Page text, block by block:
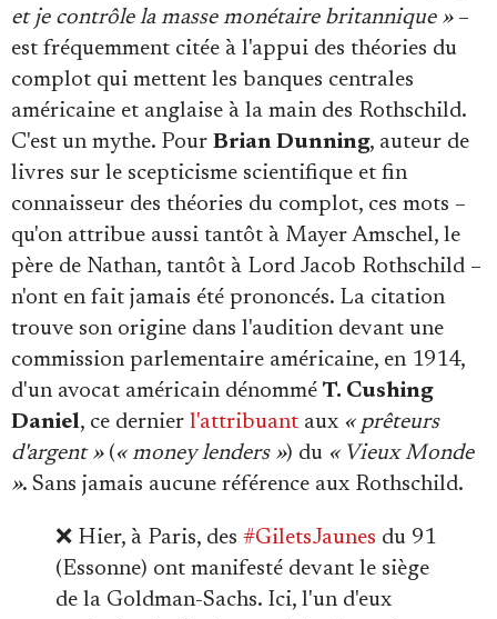
et je contrôle la masse monétaire britannique »–
est fréquemment citée à l'appui des théories du
complot qui mettent les banques centrales
américaine et anglaise à la main des Rothschild.
C'est un mythe. Pour Brian Dunning, auteur de
livres sur le scepticisme scientifique et fin
connaisseur des théories du complot, ces mots –
qu'on attribue aussi tantôt à Mayer Amschel, le
père de Nathan, tantôt à Lord Jacob Rothschild –
n'ont en fait jamais été prononcés. La citation
trouve son origine dans l'audition devant une
commission parlementaire américaine, en 1914,
d'un avocat américain dénommé T. Cushing
Daniel, ce dernier l'attribuant aux « prêteurs
d'argent »(« money lenders ») du « Vieux Monde
». Sans jamais aucune référence aux Rothschild.
❌ Hier, à Paris, des #GiletsJaunes du 91
(Essonne) ont manifesté devant le siège
de la Goldman-Sachs. Ici, l'un d'eux